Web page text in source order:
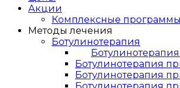
Акции
Комплексные программы
Методы лечения
Ботулинотерапия
Ботулинотерапия
Ботулинотерапия